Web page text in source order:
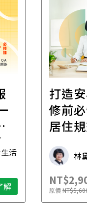
活
解
打造
修前
居住
林
原價